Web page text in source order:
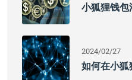
小狐狸钱包
2024/02/27
如何在小狐